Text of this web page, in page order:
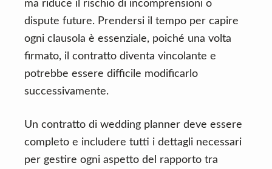
ma riduce il rischio di incomprensioni o
dispute future. Prendersi il tempo per capire
ogni clausola è essenziale, poiché una volta
firmato, il contratto diventa vincolante e
potrebbe essere difficile modificarlo
successivamente.
Un contratto di wedding planner deve essere
completo e includere tutti i dettagli necessari
per gestire ogni aspetto del rapporto tra